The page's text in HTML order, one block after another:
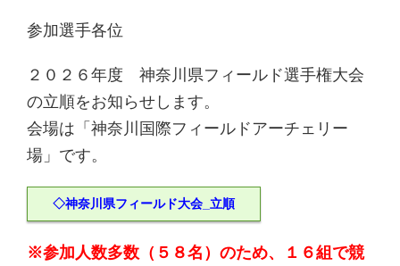
参加選手各位
２０２６年度 神奈川県フィールド選手権大会
の立順をお知らせします。
会場は「神奈川国際フィールドアーチェリー
場」です。
◇神奈川県フィールド大会_立順
※参加人数多数（５８名）のため、１６組で競